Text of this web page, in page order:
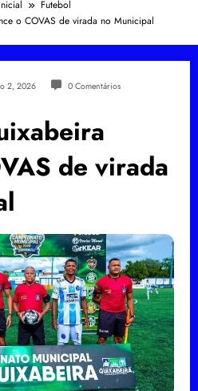
Futebol
o COVAS de virada no Municipal
2, 2026 0 Comentários
de virada